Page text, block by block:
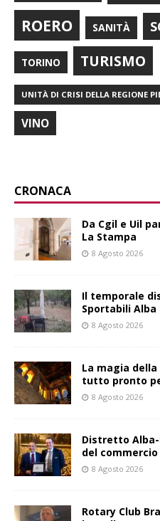
ROERO SANITÀ
TORINO TURISMO
UNITÀ DI CRISI DELLA REGIONE
VINO
CRONACA
Da Cgil e Uil
La Stampa
8 Agosto 2026
Il temporale
Sportabili Alba
8 Agosto 2026
La magia
tutto pronto
8 Agosto 2026
Distretto
del commercio
8 Agosto 2026
Rotary Club